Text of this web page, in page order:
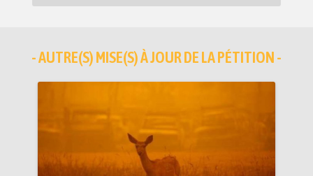
- AUTRE(S) MISE(S) À JOUR DE LA PÉTITION -